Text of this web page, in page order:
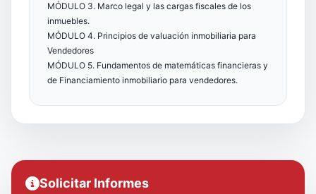
MÓDULO 3. Marco legal y las cargas fiscales de los
inmuebles.
MÓDULO 4. Principios de valuación inmobiliaria para
Vendedores
MÓDULO 5. Fundamentos de matemáticas financieras y
de Financiamiento inmobiliario para vendedores.
Solicitar Informes